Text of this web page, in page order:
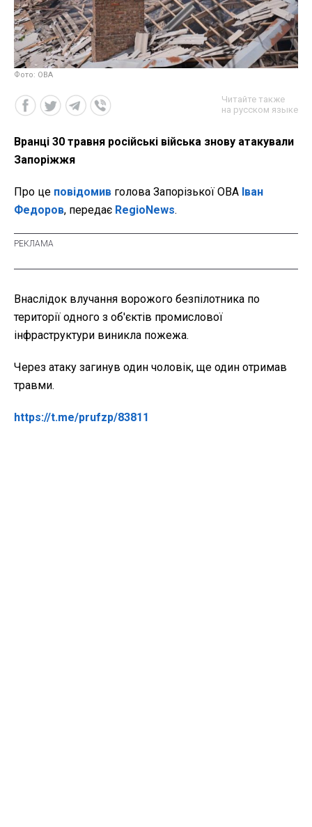
Фото: ОВА
Читайте также
на русском языке
Вранці 30 травня російські війська знову атакували
Запоріжжя
Про це повідомив голова Запорізької ОВА Іван
Федоров, передає RegioNews.
Внаслідок влучання ворожого безпілотника по
території одного з об'єктів промислової
інфраструктури виникла пожежа.
Через атаку загинув один чоловік, ще один отримав
травми.
https://t.me/prufzp/83811